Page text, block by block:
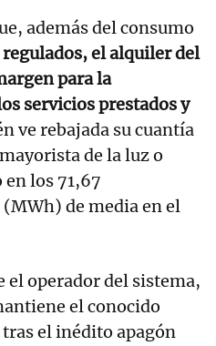
además del consumo
el alquiler del
para la
servicios prestados y
ve rebajada su cuantía
de la luz o
los 71,67
de media en el
el operador del sistema,
el conocido
el inédito apagón